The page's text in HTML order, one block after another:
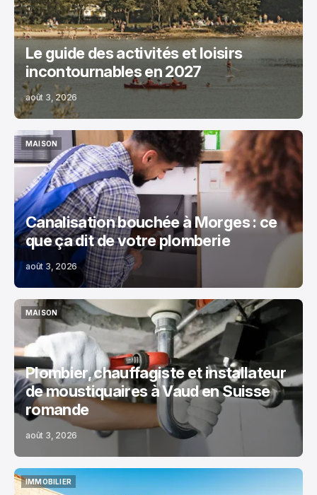
Le guide des activités et loisirs
incontournables en 2027
août 3, 2026
MAISON
MAISON
Canalisation bouchée à Morges : ce
que ça dit de votre plomberie
août 3, 2026
MAISON
MAISON
Plombier, chauffagiste et installateur
de moustiquaires à Vaud en Suisse
romande
août 3, 2026
IMMOBILIER